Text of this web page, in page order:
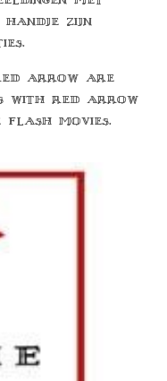
zijn
arrow are
with red arrow
movies.